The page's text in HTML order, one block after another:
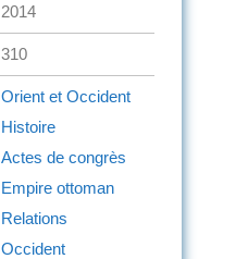
2014
310
Orient et Occident
Histoire
Actes de congrès
Empire ottoman
Relations
Occident